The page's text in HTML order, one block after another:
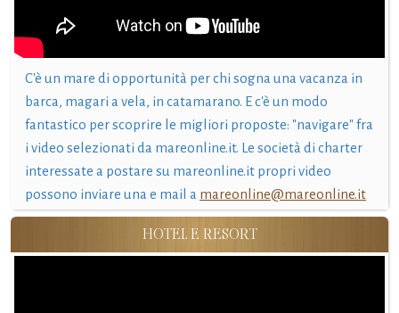
C'è un mare di opportunità per chi sogna una vacanza in
barca, magari a vela, in catamarano. E c'è un modo
fantastico per scoprire le migliori proposte: "navigare" fra
i video selezionati da mareonline.it. Le società di charter
interessate a postare su mareonline.it propri video
possono inviare una e mail a mareonline@mareonline.it
HOTEL E RESORT